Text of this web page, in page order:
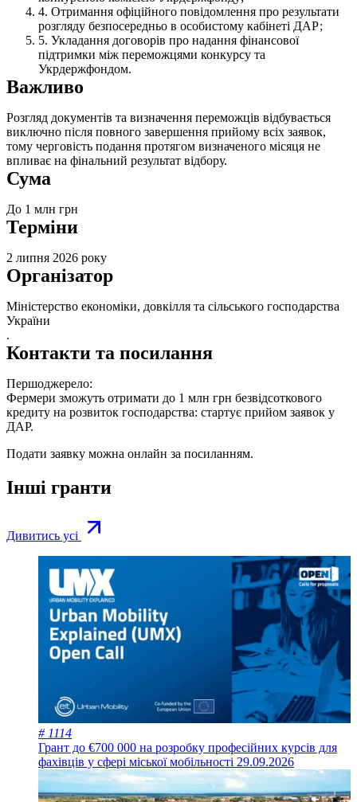
Отримання офіційного повідомлення про результати
розгляду безпосередньо в особистому кабінеті ДАР;
Укладання договорів про надання фінансової
підтримки між переможцями конкурсу та
Укрдержфондом.
Важливо
Розгляд документів та визначення переможців відбувається
виключно після повного завершення прийому всіх заявок,
тому черговість подання протягом визначеного місяця не
впливає на фінальний результат відбору.
Сума
До 1 млн грн
Терміни
2 липня 2026 року
Організатор
Міністерство економіки, довкілля та сільського господарства
України
.
Контакти та посилання
Першоджерело:
Фермери зможуть отримати до 1 млн грн безвідсоткового
кредиту на розвиток господарства: стартує прийом заявок у
ДАР.
Подати заявку можна онлайн за посиланням.
Інші гранти
Дивитись усі
# 1114
Грант до €700 000 на розробку професійних курсів для
фахівців у сфері міської мобільності 29.09.2026